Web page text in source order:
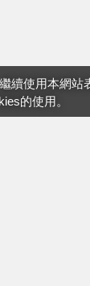
續使用本網站
的使用。